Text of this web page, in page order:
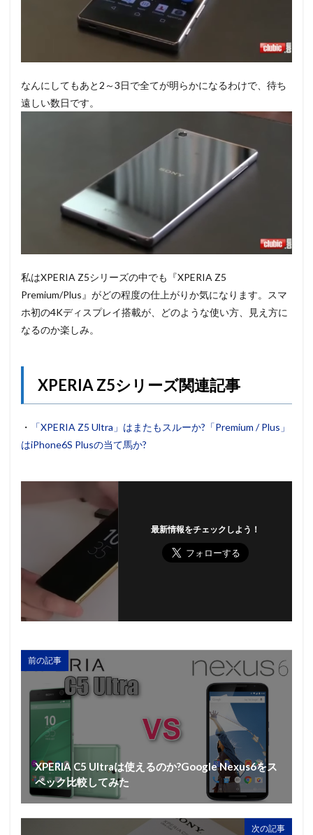
なんにしてもあと2～3日で全てが明らかになるわけで、待ち
遠しい数日です。
私はXPERIA Z5シリーズの中でも『XPERIA Z5
Premium/Plus』がどの程度の仕上がりか気になります。スマ
ホ初の4Kディスプレイ搭載が、どのような使い方、見え方に
なるのか楽しみ。
XPERIA Z5シリーズ関連記事
・
「XPERIA Z5 Ultra」はまたもスルーか?「Premium / Plus」
はiPhone6S Plusの当て馬か?
最新情報をチェックしよう！
前の記事
XPERIA C5 Ultraは使えるのか?Google Nexus6をス
ペック比較してみた
次の記事